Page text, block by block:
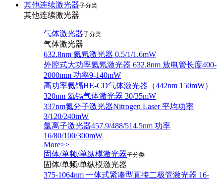
其他连续激光器子分类
其他连续激光器
气体激光器子分类
气体激光器
632.8nm 氦氖激光器 0.5/1/1.6mW
外腔式大功率氦氖激光器 632.8nm 放电管长度400-
2000mm 功率9-140mW
高功率氦镉HE-CD气体激光器（442nm 150mW）
320nm 氦镉气体激光器 30/35mW
337nm氮分子激光器Nitrogen Laser 平均功率
3/120/240mW
氩离子激光器457.9/488/514.5nm 功率
16/80/100/300mW
More>>
固体/单频/单纵模激光器子分类
固体/单频/单纵模激光器
375-1064nm 一体式紧凑型直接二极管激光器 16-